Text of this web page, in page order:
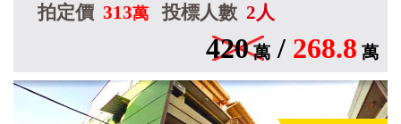
拍定價 313萬 投標人數 2人
420 萬 / 268.8 萬